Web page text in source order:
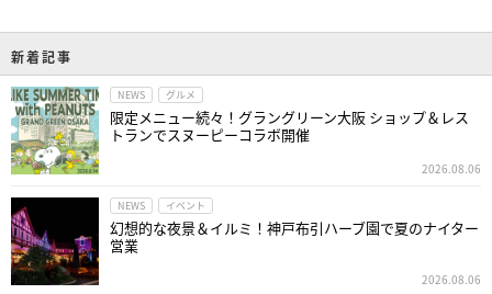
新着記事
NEWS グルメ
限定メニュー続々！グラングリーン大阪 ショップ＆レス
トランでスヌーピーコラボ開催
2026.08.06
NEWS イベント
幻想的な夜景＆イルミ！神戸布引ハーブ園で夏のナイター
営業
2026.08.06